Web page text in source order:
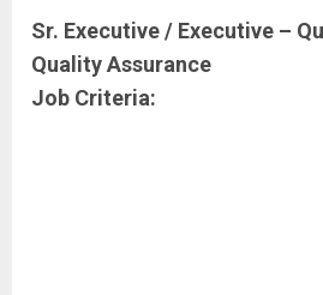
Sr. Executive / Executive –
Quality Assurance
Job Criteria: